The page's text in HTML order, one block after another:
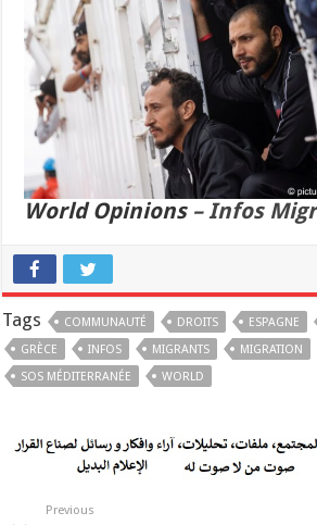
World Opinions – Infos
Tags COMMUNAUTÉ DROITS ESPAGNE
GRÈCE
INFOS MIGRANTS MIGRATION
SOS MÉDITERRANÉE
WORLD
Previous